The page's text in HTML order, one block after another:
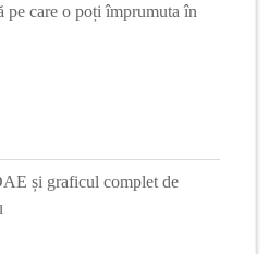
pe care o poți împrumuta în
și graficul complet de